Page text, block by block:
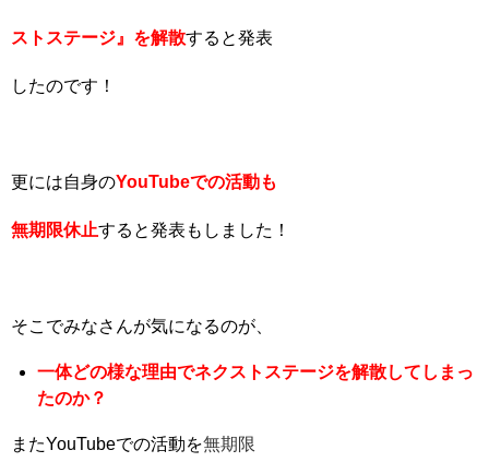
ストステージ』 を解散すると発表
したのです！
更には自身のYouTubeでの活動も
無期限休止すると発表もしました！
そこでみなさんが気になるのが、
一体どの様な理由でネクストステージを解散して しまっ
たのか？
またYouTubeでの活動を無期限